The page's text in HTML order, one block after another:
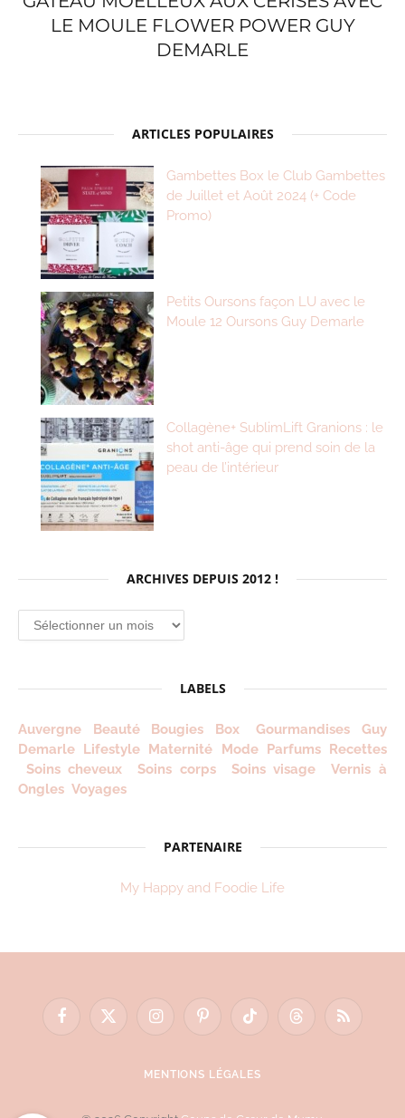
LE MOULE FLOWER POWER GUY
DEMARLE
ARTICLES POPULAIRES
Gambettes Box le Club Gambettes
de Juillet et Août 2024 (+ Code
Promo)
Petits Oursons façon LU avec le
Moule 12 Oursons Guy Demarle
Collagène+ SublimLift Granions : le
shot anti-âge qui prend soin de la
peau de l’intérieur
ARCHIVES DEPUIS 2012 !
Archives
depuis
LABELS
Auvergne Beauté Bougies Box Gourmandises
Guy
Demarle Lifestyle Maternité Mode Parfums Recettes
Soins cheveux
Soins corps Soins visage
Vernis à
Ongles Voyages
PARTENAIRE
My Happy and Foodie Life
Facebook
X
InstagramPinterestTikTok ThreadsRSS
MENTIONS LÉGALES